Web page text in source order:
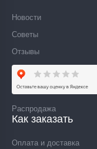
Новости
Советы
Отзывы
Распродажа
Как заказать
Оплата и доставка